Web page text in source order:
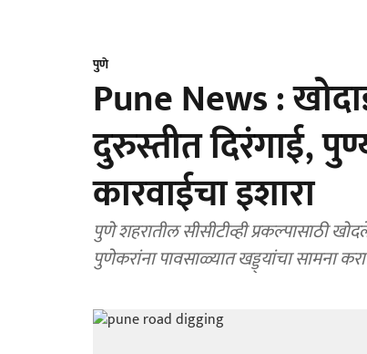
पुणे
Pune News :
दुरुस्तीत दिरंगाई,
कारवाईचा इशारा
पुणे शहरातील सीसीटीव्ही प्रकल्पासाठी
पुणेकरांना पावसाळ्यात खड्ड्यांचा सामना